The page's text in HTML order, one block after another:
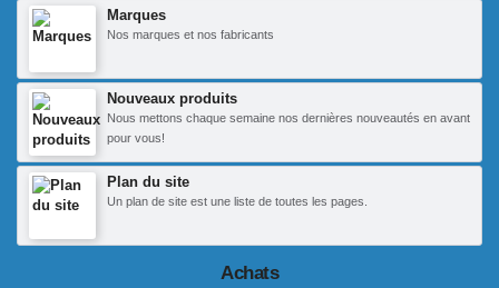
Marques
Nos marques et nos fabricants
Nouveaux produits
Nous mettons chaque semaine nos dernières nouveautés en avant
pour vous!
Plan du site
Un plan de site est une liste de toutes les pages.
Achats